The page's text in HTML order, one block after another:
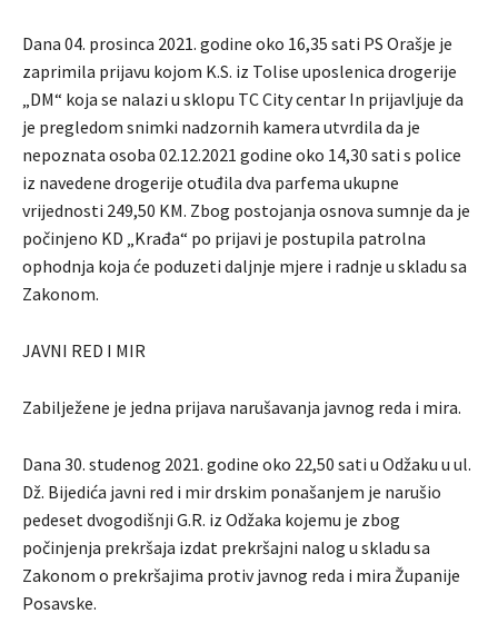
Dana 04. prosinca 2021. godine oko 16,35 sati PS Orašje je
zaprimila prijavu kojom K.S. iz Tolise uposlenica drogerije
„DM“ koja se nalazi u sklopu TC City centar In prijavljuje da
je pregledom snimki nadzornih kamera utvrdila da je
nepoznata osoba 02.12.2021 godine oko 14,30 sati s police
iz navedene drogerije otuđila dva parfema ukupne
vrijednosti 249,50 KM. Zbog postojanja osnova sumnje da je
počinjeno KD „Krađa“ po prijavi je postupila patrolna
ophodnja koja će poduzeti daljnje mjere i radnje u skladu sa
Zakonom.
JAVNI RED I MIR
Zabilježene je jedna prijava narušavanja javnog reda i mira.
Dana 30. studenog 2021. godine oko 22,50 sati u Odžaku u ul.
Dž. Bijedića javni red i mir drskim ponašanjem je narušio
pedeset dvogodišnji G.R. iz Odžaka kojemu je zbog
počinjenja prekršaja izdat prekršajni nalog u skladu sa
Zakonom o prekršajima protiv javnog reda i mira Županije
Posavske.